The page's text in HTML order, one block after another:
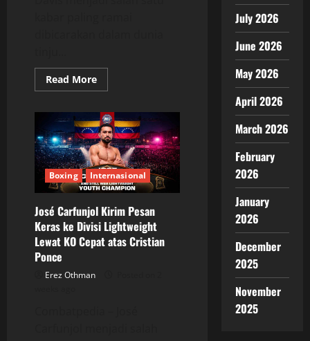
Read MoreRead
more
White
Mulai
Dekati
Gervonta
Davis,
Mega
Fight
Baru
Berpotensi
Terwujud
Boxing Internasional
José Carfunjol Kirim Pesan
Keras ke Divisi Lightweight
Lewat KO Cepat atas Cristian
Ponce
Erez Othman
July 2026
June 2026
May 2026
April 2026
March 2026
February
2026
January
2026
December
2025
November
2025